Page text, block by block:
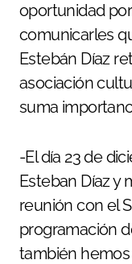
oportunidad
comunicarles
Estebán Díaz
asociación
suma
-El día 23 de
Esteban Díaz y
reunión con el
programación
también